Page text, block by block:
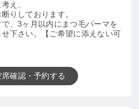
え、
りしております。
、3ヶ月以内にまつ毛パーマを
下さい。【ご希望に添えない可
席確認・予約する